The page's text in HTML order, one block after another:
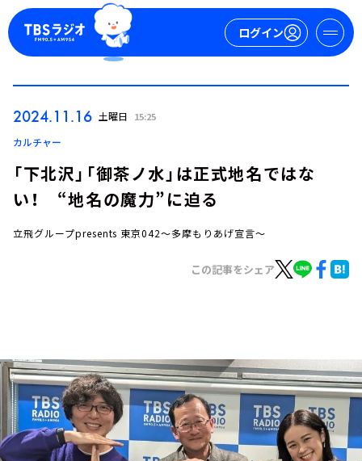
ログイン
お知らせ
イベント・グッズ
YouTube
会社情報
2024.11.16 土曜日 15:25
カルチャー
「下北沢」「御茶ノ水」は正式地名ではな
い！ “地名の魔力”に迫る
立飛グループpresents 東京042～多摩もりあげ宣言～
この記事をシェア